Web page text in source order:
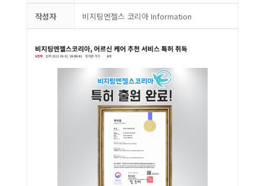
작성자 비지팅엔젤스 코리아 Information